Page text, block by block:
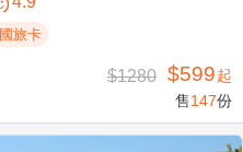
國旅卡
$1280 $599起
售147份